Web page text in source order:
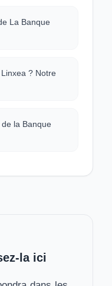
La Banque
? Notre
la Banque
la ici